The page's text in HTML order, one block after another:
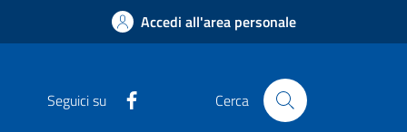
Accedi all'area personale
Seguici su Cerca